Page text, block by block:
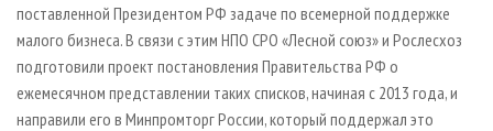
поставленной Президентом РФ задаче по всемерной поддержке
малого бизнеса. В связи с этим НПО СРО «Лесной союз» и Рослесхоз
подготовили проект постановления Правительства РФ о
ежемесячном представлении таких списков, начиная с 2013 года, и
направили его в Минпромторг России, который поддержал это